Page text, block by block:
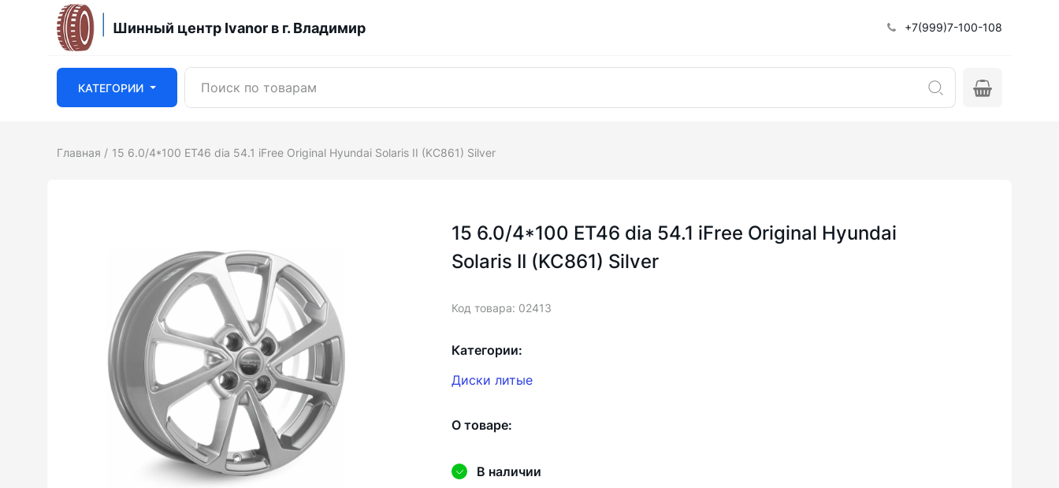
Шинный центр Ivanor в г. Владимир +7(999)7-100-108
КАТЕГОРИИ
Главная 15 6.0/4*100 ET46 dia 54.1 iFree Original Hyundai Solaris II (KC861) Silver
15 6.0/4*100 ET46 dia 54.1 iFree Original Hyundai
Solaris II (KC861) Silver
Код товара: 02413
Категории:
Диски литые
О товаре:
В наличии